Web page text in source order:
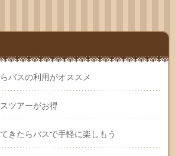
バスの利用がオススメ
ツアーがお得
きたらバスで手軽に楽しもう